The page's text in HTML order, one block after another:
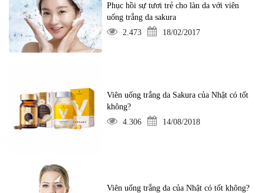
Phục hồi sự tươi trẻ cho làn da với viên
uống trắng da sakura
2.473
18/02/2017
Viên uống trắng da Sakura của Nhật có tốt
không?
4.306
14/08/2018
Viên uống trắng da của Nhật có tốt không?